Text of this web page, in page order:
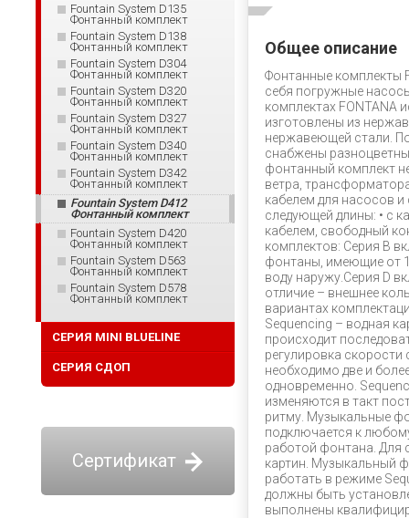
Общее описание
Фонтанные комплекты
себя погружные
комплектах
изготовлены из
нержавеющей стали.
снабжены
фонтанный комплект
ветра,
кабелем для насосов
следующей длины: • с
кабелем, свободный
комплектов: Серия B
фонтаны, имеющие от 1
воду наружу.Серия D
отличие – внешнее
вариантах
Sequencing – водная
происходит
регулировка
необходимо две и
одновременно.
изменяются в такт
ритму. Музыкальные
подключается к
работой фонтана. Для
картин. Музыкальный
работать в режиме
должны быть
выполнены
Fountain System D135
Фонтанный комплект
Fountain System D138
Фонтанный комплект
Fountain System D304
Фонтанный комплект
Fountain System D320
Фонтанный комплект
Fountain System D327
Фонтанный комплект
Fountain System D340
Фонтанный комплект
Fountain System D342
Фонтанный комплект
Fountain System D412
Фонтанный комплект
Fountain System D420
Фонтанный комплект
Fountain System D563
Фонтанный комплект
Fountain System D578
Фонтанный комплект
СЕРИЯ MINI BLUELINE
СЕРИЯ СДОП
Сертификат